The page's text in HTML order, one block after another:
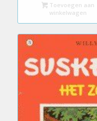
Toevoegen aan
winkelwagen